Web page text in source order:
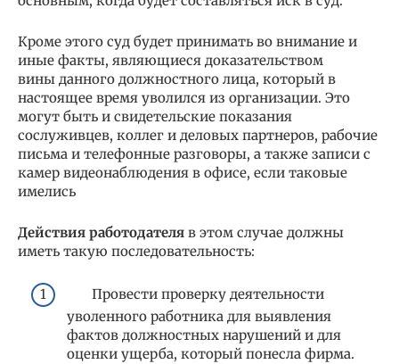
Кроме этого суд будет принимать во внимание и
иные факты, являющиеся доказательством
вины данного должностного лица, который в
настоящее время уволился из организации. Это
могут быть и свидетельские показания
сослуживцев, коллег и деловых партнеров, рабочие
письма и телефонные разговоры, а также записи с
камер видеонаблюдения в офисе, если таковые
имелись
Действия работодателя в этом случае должны
иметь такую последовательность:
Провести проверку деятельности
уволенного работника для выявления
фактов должностных нарушений и для
оценки ущерба, который понесла фирма.